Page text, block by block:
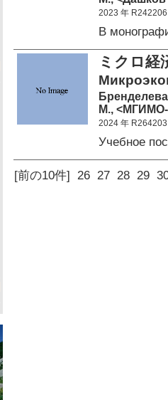
2023 年 R242206
В
ミクロ経
М., <МГИМО-
2024 年 R264203
Учебное
[前の10件] 26 27 28 29